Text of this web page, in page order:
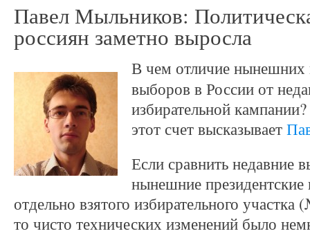
Павел Мыльников:
россиян заметно выросла
В чем отличие нынешних
выборов в России от
избирательной
этот счет высказывает
Если сравнить недавние
нынешние
отдельно взятого избирательного
то чисто технических изменений было